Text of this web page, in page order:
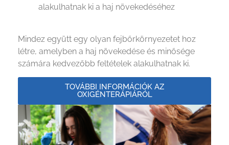
alakulhatnak ki a haj növekedéséhez
Mindez együtt egy olyan fejbőrkörnyezetet hoz
létre, amelyben a haj növekedése és minősége
számára kedvezőbb feltételek alakulhatnak ki.
TOVÁBBI INFORMÁCIÓK AZ
OXIGÉNTERÁPIÁRÓL